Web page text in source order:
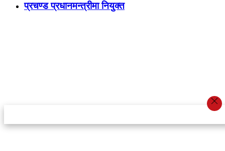
प्रचण्ड प्रधानमन्त्रीमा नियुक्त